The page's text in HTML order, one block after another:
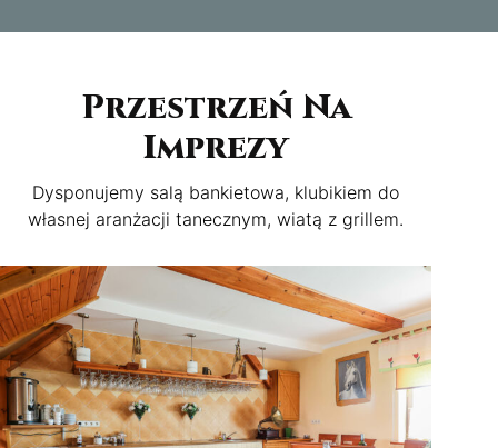
Przestrzeń Na
Imprezy
Dysponujemy salą bankietowa, klubikiem do
własnej aranżacji tanecznym, wiatą z grillem.